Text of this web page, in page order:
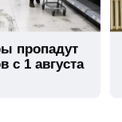
пропадут
с 1 августа